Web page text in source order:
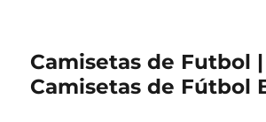
Camisetas de Futbol |
Camisetas de Fútbol